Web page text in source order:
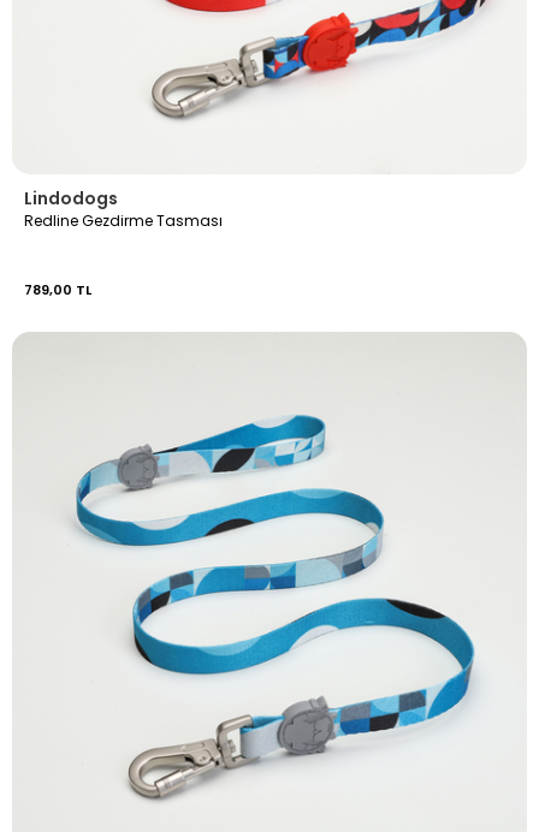
Lindodogs
Redline Gezdirme Tasması
789,00 TL